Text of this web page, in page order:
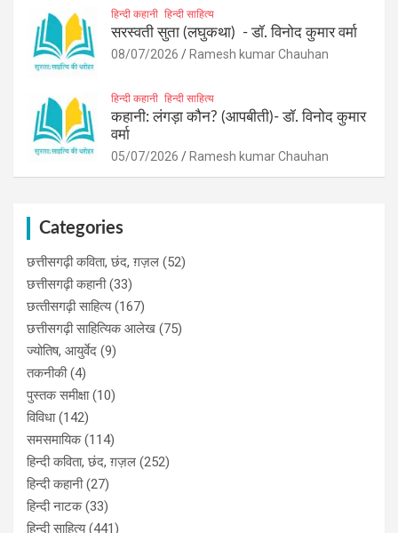
हिन्दी कहानी हिन्दी साहित्य
सरस्वती सुता (लघुकथा) ​- डॉ. विनोद कुमार वर्मा
08/07/2026 Ramesh kumar Chauhan
हिन्दी कहानी हिन्दी साहित्य
कहानी: लंगड़ा कौन? (आपबीती)​- डॉ. विनोद कुमार
वर्मा
05/07/2026 Ramesh kumar Chauhan
Categories
छत्तीसगढ़ी कविता, छंद, ग़ज़ल (52)
छत्तीसगढ़ी कहानी(33)
छत्‍तीसगढ़ी साहित्‍य(167)
छत्तीसगढ़ी साहित्यिक आलेख (75)
ज्योतिष, आयुर्वेद (9)
तकनीकी(4)
पुस्‍तक समीक्षा(10)
विविधा(142)
समसमायिक(114)
हिन्दी कविता, छंद, ग़ज़ल (252)
हिन्दी कहानी(27)
हिन्‍दी नाटक(33)
हिन्दी साहित्य(441)